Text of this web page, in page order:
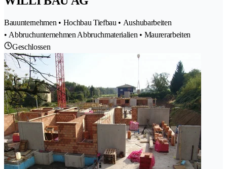
Bauunternehmen • Hochbau Tiefbau • Aushubarbeiten
• Abbruchunternehmen Abbruchmaterialien • Maurerarbeiten
Geschlossen